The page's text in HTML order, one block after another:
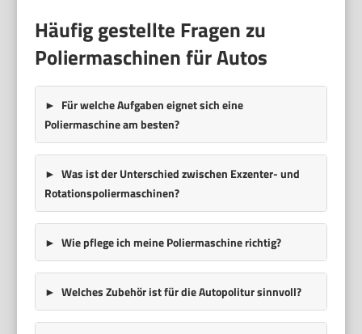
Häufig gestellte Fragen zu
Poliermaschinen für Autos
Für welche Aufgaben eignet sich eine
Poliermaschine am besten?
Was ist der Unterschied zwischen Exzenter- und
Rotationspoliermaschinen?
Wie pflege ich meine Poliermaschine richtig?
Welches Zubehör ist für die Autopolitur sinnvoll?